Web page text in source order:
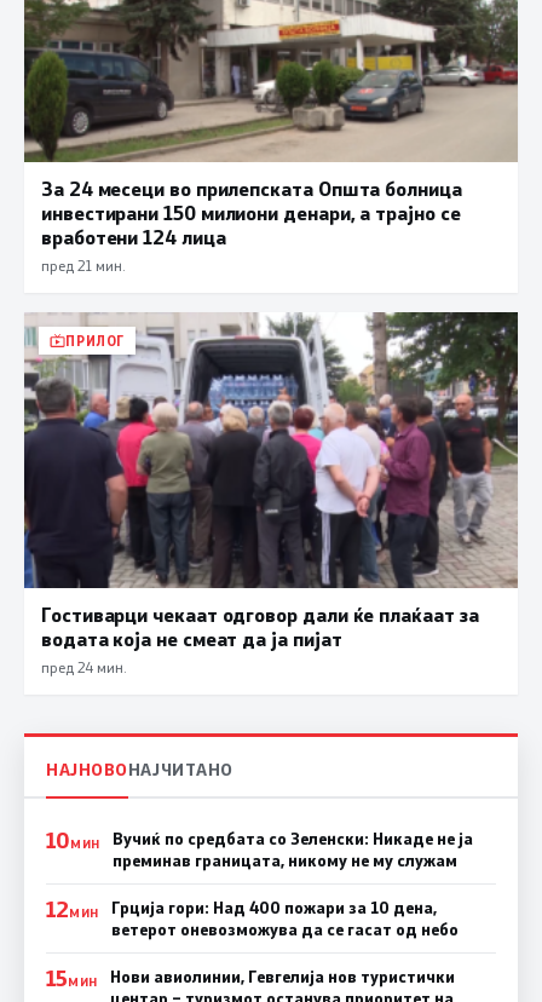
За 24 месеци во прилепската Општа болница
инвестирани 150 милиони денари, а трајно се
вработени 124 лица
пред 21 мин.
ПРИЛОГ
Гостиварци чекаат одговор дали ќе плаќаат за
водата која не смеат да ја пијат
пред 24 мин.
НАЈНОВОНАЈЧИТАНО
10МИН
Вучиќ по средбата со Зеленски: Никаде не ја
преминав границата, никому не му служам
12МИН
Грција гори: Над 400 пожари за 10 дена,
ветерот оневозможува да се гасат од небо
15МИН
Нови авиолинии, Гевгелија нов туристички